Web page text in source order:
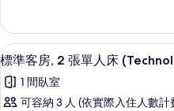
單
人
床
(Work
Life)
客
房,
2
單
人
顯
示
標
2
標準客房, 2 張單人床
1 間臥室
可容納 3 人 (依實際入住人數計